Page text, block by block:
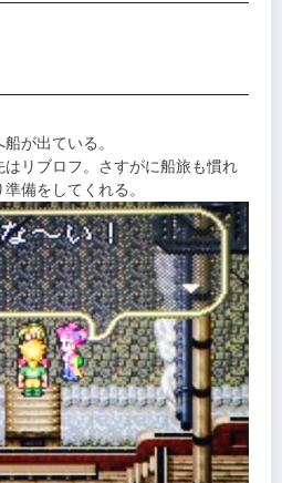
が出ている。
リブロフ。さすがに船旅も慣れ
備をしてくれる。